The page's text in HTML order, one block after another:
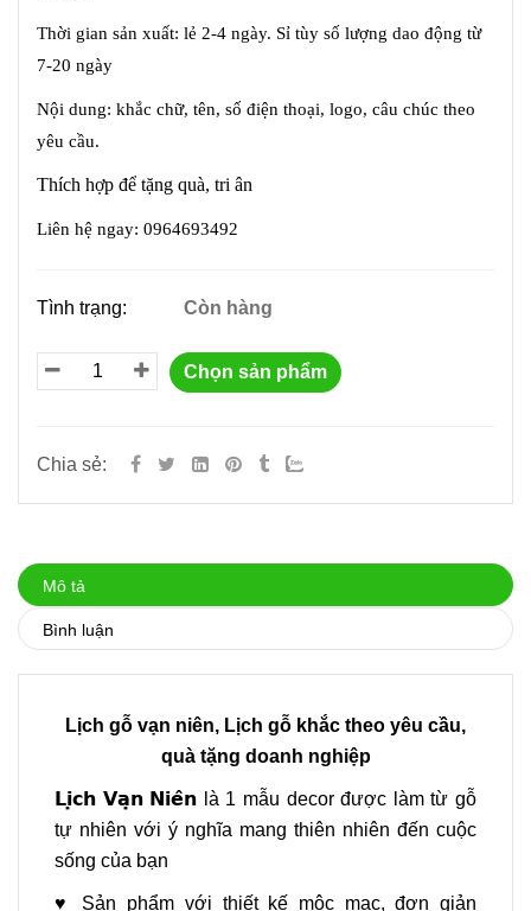
Thời gian sản xuất: lẻ 2-4 ngày. Sỉ tùy số lượng dao động từ
7-20 ngày
Nội dung: khắc chữ, tên, số điện thoại, logo, câu chúc theo
yêu cầu.
Thích hợp để tặng quà, tri ân
Liên hệ ngay: 0964693492
Tình trạng: Còn hàng
Chọn sản phẩm
Chia sẻ:
Mô tả
Bình luận
Lịch gỗ vạn niên, Lịch gỗ khắc theo yêu cầu,
quà tặng doanh nghiệp
𝗟𝗶̣𝗰𝗵 𝗩𝗮̣𝗻 𝗡𝗶𝗲̂𝗻 là 1 mẫu decor được làm từ gỗ
tự nhiên với ý nghĩa mang thiên nhiên đến cuộc
sống của bạn
♥ Sản phẩm với thiết kế mộc mạc, đơn giản